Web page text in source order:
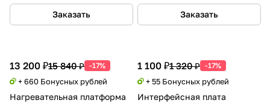
Заказать Заказать
13 200 ₽15 840 ₽ -17%
+ 660 Бонусных рублей
Нагревательная платформа
1 100 ₽1 320 ₽ -17%
+ 55 Бонусных рублей
Интерфейсная плата